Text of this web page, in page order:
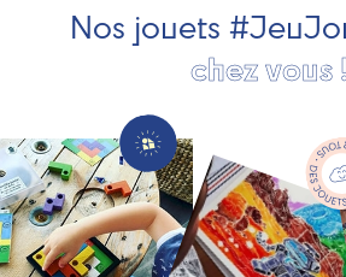
Nos jouets
chez vous !